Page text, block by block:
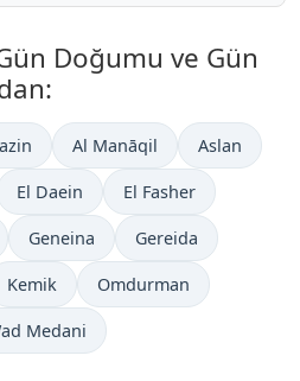
Doğumu ve Gün
Al Manāqil Aslan
El Daein El Fasher
Geneina Gereida
Kemik Omdurman
Medani